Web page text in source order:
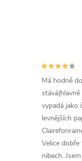
Má hodně
vypadá jako
levnějších
Velice
nibech.